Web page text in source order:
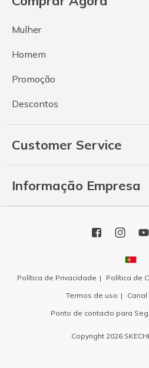
Mulher
Homem
Promoção
Descontos
Customer Service
Informação Empresa
Política de Privacidade Política de
Termos de uso
Ponto de contacto para
Copyright 2026